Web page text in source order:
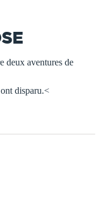
deux aventures de
disparu.<